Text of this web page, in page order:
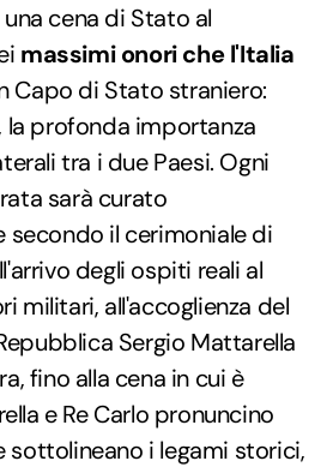
cena di Stato al
massimi onori che l'Italia
Capo di Stato straniero:
profonda importanza
tra i due Paesi. Ogni
sarà curato
il cerimoniale di
degli ospiti reali al
militari, all'accoglienza del
Sergio Mattarella
fino alla cena in cui è
e Re Carlo pronuncino
sottolineano i legami storici,